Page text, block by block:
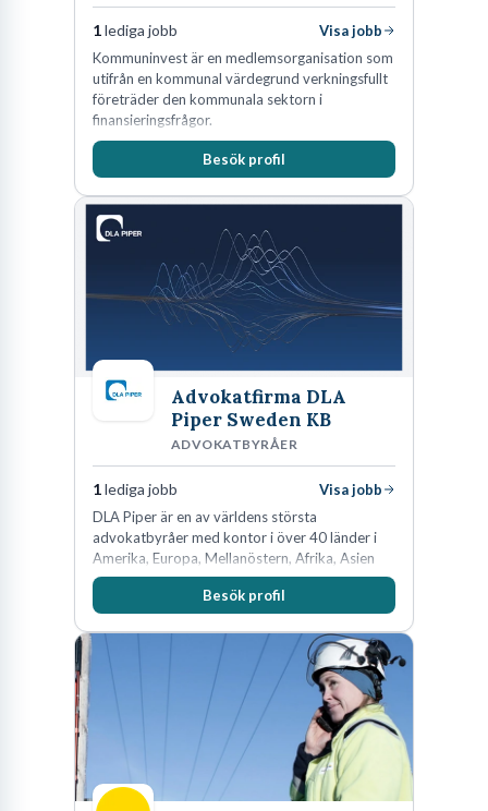
1lediga jobb
Visa jobb
Kommuninvest är en medlemsorganisation som
utifrån en kommunal värdegrund verkningsfullt
företräder den kommunala sektorn i
finansieringsfrågor.
Besök profil
Advokatfirma DLA
Piper Sweden KB
ADVOKATBYRÅER
1lediga jobb
Visa jobb
DLA Piper är en av världens största
advokatbyråer med kontor i över 40 länder i
Amerika, Europa, Mellanöstern, Afrika, Asien
och Oceanien. Vi är specialister inom
affärsjuridikens alla områden och vi har några
fler än 450 jurister på fem kontor i Stockholm,
Köpenhamn, Århus, Oslo och Helsingfors kan vi
på DLA Piper erbjuda våra klienter en unik,
effektiv och gränsöverskridande nordisk
expertis. På vårt kontor i centrala Stockholm är
vi idag drygt 240 medarbetare.
Besök profil